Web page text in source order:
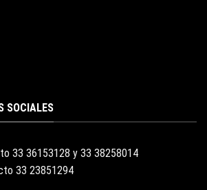
SOCIALES
33 36153128 y 33 38258014
33 23851294